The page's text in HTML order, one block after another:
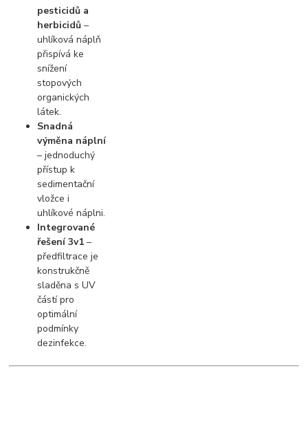
pesticidů a
herbicidů –
uhlíková náplň
přispívá ke
snížení
stopových
organických
látek.
Snadná
výměna náplní
– jednoduchý
přístup k
sedimentační
vložce i
uhlíkové náplni.
Integrované
řešení 3v1 –
předfiltrace je
konstrukčně
sladěna s UV
částí pro
optimální
podmínky
dezinfekce.